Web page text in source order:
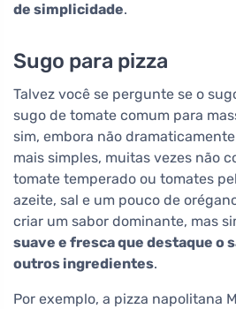
de simplicidade.
Sugo para pizza
Talvez você se pergunte se o
sugo de tomate comum para
sim, embora não
mais simples, muitas vezes não
tomate temperado ou tomates
azeite, sal e um pouco de
criar um sabor dominante, mas
suave e fresca que destaque o
outros ingredientes.
Por exemplo, a pizza napolitana